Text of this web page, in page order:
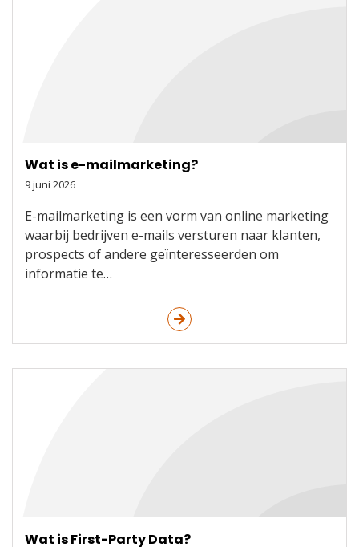
Wat is e-mailmarketing?
9 juni 2026
E-mailmarketing is een vorm van online marketing
waarbij bedrijven e-mails versturen naar klanten,
prospects of andere geïnteresseerden om
informatie te…
Wat is First-Party Data?